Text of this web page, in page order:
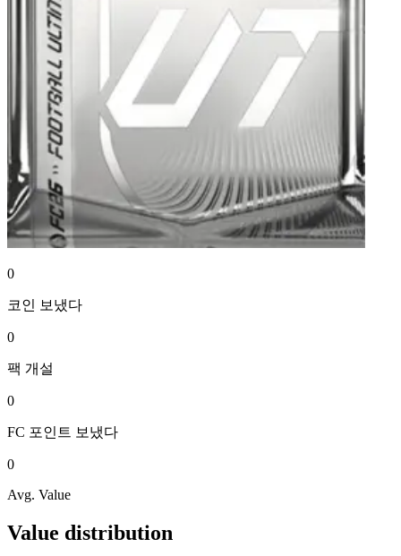
0
코인 보냈다
0
팩 개설
0
FC 포인트 보냈다
0
Avg. Value
Value distribution